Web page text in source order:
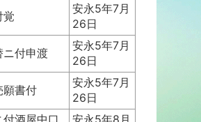
覚
安永5年7月
26日
ニ付申渡
安永5年7月
26日
願書付
安永5年7月
26日
酒屋中口
安永5年8月